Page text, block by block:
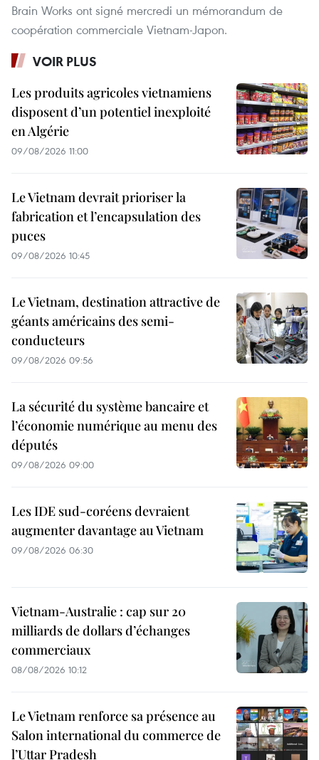
Brain Works ont signé mercredi un mémorandum de
coopération commerciale Vietnam-Japon.
VOIR PLUS
Les produits agricoles vietnamiens
disposent d’un potentiel inexploité
en Algérie
09/08/2026 11:00
Le Vietnam devrait prioriser la
fabrication et l’encapsulation des
puces
09/08/2026 10:45
Le Vietnam, destination attractive de
géants américains des semi-
conducteurs
09/08/2026 09:56
La sécurité du système bancaire et
l’économie numérique au menu des
députés
09/08/2026 09:00
Les IDE sud-coréens devraient
augmenter davantage au Vietnam
09/08/2026 06:30
Vietnam-Australie : cap sur 20
milliards de dollars d’échanges
commerciaux
08/08/2026 10:12
Le Vietnam renforce sa présence au
Salon international du commerce de
l’Uttar Pradesh